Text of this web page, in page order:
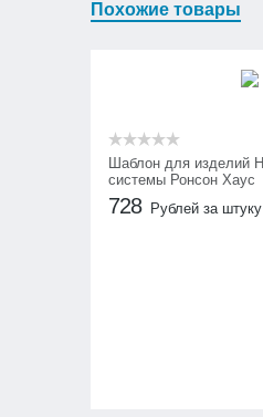
Похожие товары
Шаблон для изделий
системы Ронсон Хаус
728 Рублей за штуку